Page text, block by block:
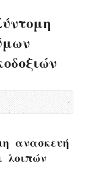
ανασκευή
λοιπών